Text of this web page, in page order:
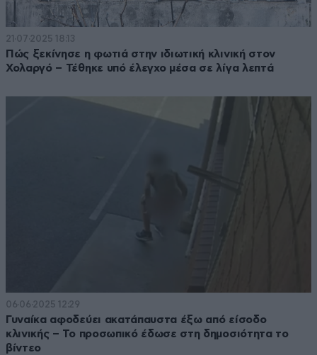
21·07·2025 18:13
Πώς ξεκίνησε η φωτιά στην ιδιωτική κλινική στον
Χολαργό – Τέθηκε υπό έλεγχο μέσα σε λίγα λεπτά
06·06·2025 12:29
Γυναίκα αφοδεύει ακατάπαυστα έξω από είσοδο
κλινικής – Το προσωπικό έδωσε στη δημοσιότητα το
βίντεο